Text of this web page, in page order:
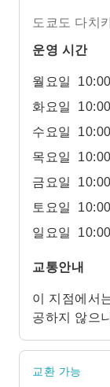
도쿄도 다치
운영 시간
월요일
화요일
수요일
목요일
금요일
토요일
일요일
교통안내
이 지점에서
공하지 않으
교환 가능